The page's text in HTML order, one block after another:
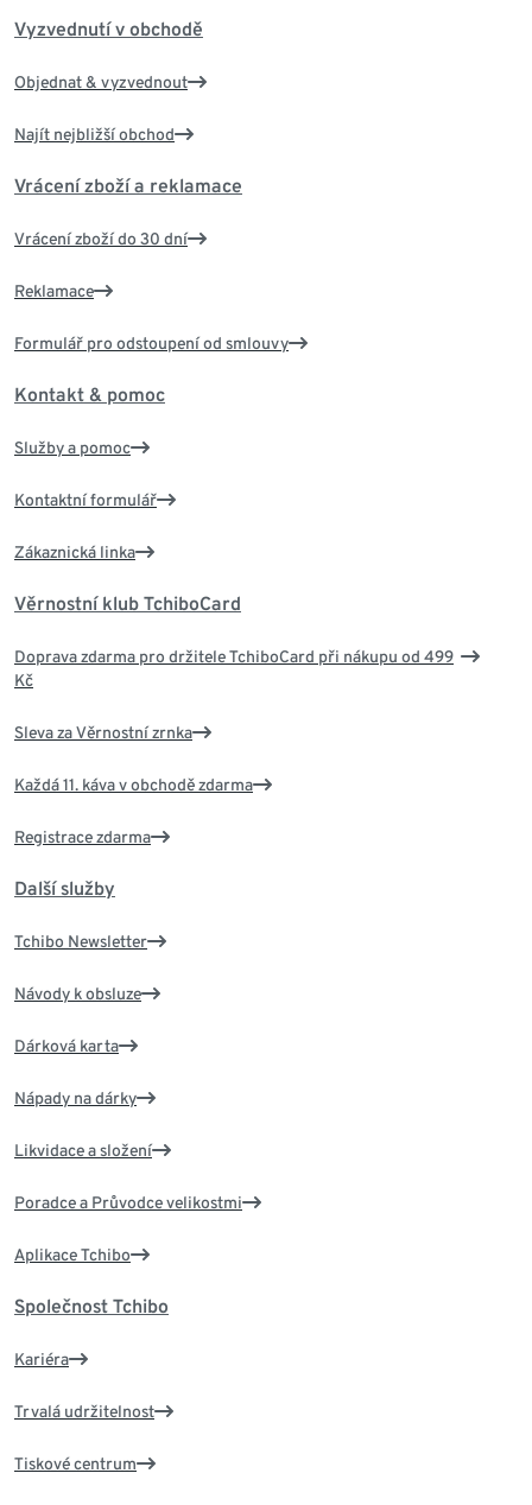
Vyzvednutí v obchodě
Objednat & vyzvednout
Najít nejbližší obchod
Vrácení zboží a reklamace
Vrácení zboží do 30 dní
Reklamace
Formulář pro odstoupení od smlouvy
Kontakt & pomoc
Služby a pomoc
Kontaktní formulář
Zákaznická linka
Věrnostní klub TchiboCard
Doprava zdarma pro držitele TchiboCard při nákupu od 499
Kč
Sleva za Věrnostní zrnka
Každá 11. káva v obchodě zdarma
Registrace zdarma
Další služby
Tchibo Newsletter
Návody k obsluze
Dárková karta
Nápady na dárky
Likvidace a složení
Poradce a Průvodce velikostmi
Aplikace Tchibo
Společnost Tchibo
Kariéra
Trvalá udržitelnost
Tiskové centrum